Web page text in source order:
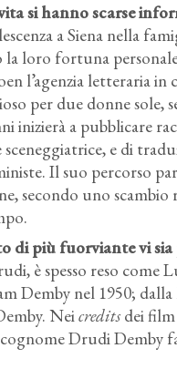
si hanno scarse
a Siena nella
loro fortuna
l’agenzia letteraria
per due donne sole,
inizierà a pubblicare
sceneggiatrice, e di
Il suo percorso
secondo uno
di più fuorviante vi
è spesso reso
Demby nel 1950;
Neicreditsdei film
Drudi Demby